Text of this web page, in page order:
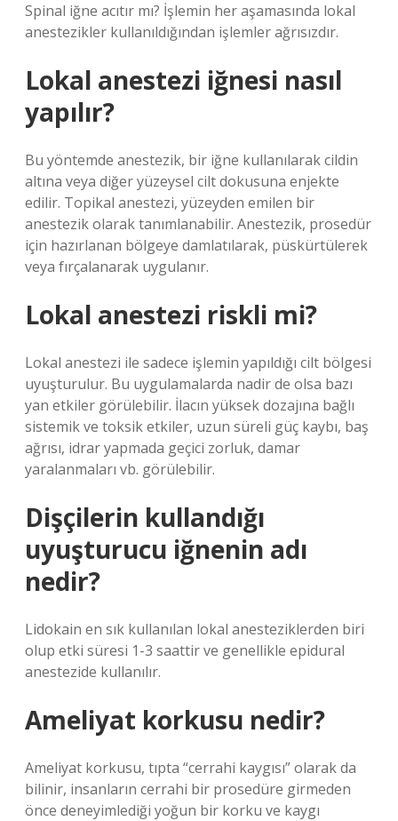
Spinal iğne acıtır mı? İşlemin her aşamasında lokal
anestezikler kullanıldığından işlemler ağrısızdır.
Lokal anestezi iğnesi nasıl
yapılır?
Bu yöntemde anestezik, bir iğne kullanılarak cildin
altına veya diğer yüzeysel cilt dokusuna enjekte
edilir. Topikal anestezi, yüzeyden emilen bir
anestezik olarak tanımlanabilir. Anestezik, prosedür
için hazırlanan bölgeye damlatılarak, püskürtülerek
veya fırçalanarak uygulanır.
Lokal anestezi riskli mi?
Lokal anestezi ile sadece işlemin yapıldığı cilt bölgesi
uyuşturulur. Bu uygulamalarda nadir de olsa bazı
yan etkiler görülebilir. İlacın yüksek dozajına bağlı
sistemik ve toksik etkiler, uzun süreli güç kaybı, baş
ağrısı, idrar yapmada geçici zorluk, damar
yaralanmaları vb. görülebilir.
Dişçilerin kullandığı
uyuşturucu iğnenin adı
nedir?
Lidokain en sık kullanılan lokal anesteziklerden biri
olup etki süresi 1-3 saattir ve genellikle epidural
anestezide kullanılır.
Ameliyat korkusu nedir?
Ameliyat korkusu, tıpta “cerrahi kaygısı” olarak da
bilinir, insanların cerrahi bir prosedüre girmeden
önce deneyimlediği yoğun bir korku ve kaygı